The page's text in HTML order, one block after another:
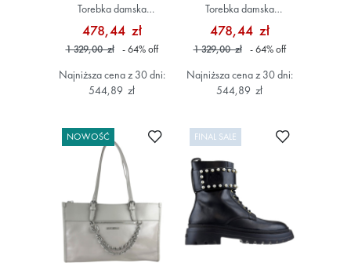
Torebka damska
JC4286PP0OK14 Kremowy
478,44 zł
1 329,00 zł - 64%off
Najniższa cena z 30 dni:
544,89 zł
Torebka damska
JC4276PP0OK10 Beżowy
478,44 zł
1 329,00 zł - 64%off
Najniższa cena z 30 dni:
544,89 zł
NOWOŚĆ Dodaj do ulubionych
FINAL SALE Dodaj do